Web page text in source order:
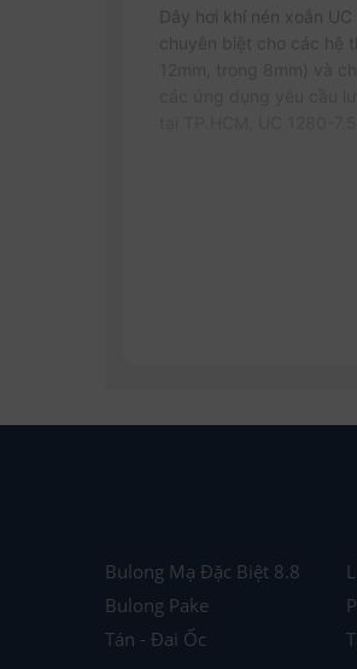
Dây hơi khí nén xoắn
Bulong Mạ Đặc Biệt 8.8
Bulong Pake
Tán - Đai Ốc